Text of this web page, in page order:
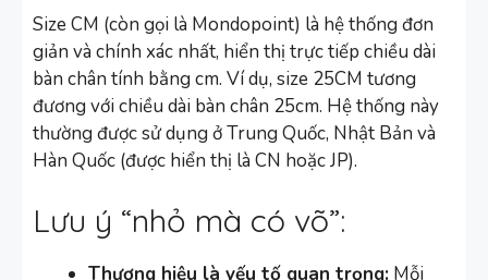
Size CM (còn gọi là Mondopoint) là hệ thống đơn
giản và chính xác nhất, hiển thị trực tiếp chiều dài
bàn chân tính bằng cm. Ví dụ, size 25CM tương
đương với chiều dài bàn chân 25cm. Hệ thống này
thường được sử dụng ở Trung Quốc, Nhật Bản và
Hàn Quốc (được hiển thị là CN hoặc JP).
Lưu ý “nhỏ mà có võ”:
Thương hiệu là yếu tố quan trọng: Mỗi